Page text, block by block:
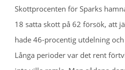
Skottprocenten för Sparks
18 satta skott på 62 försök, att
hade 46-procentig utdelning
Långa perioder var det rent